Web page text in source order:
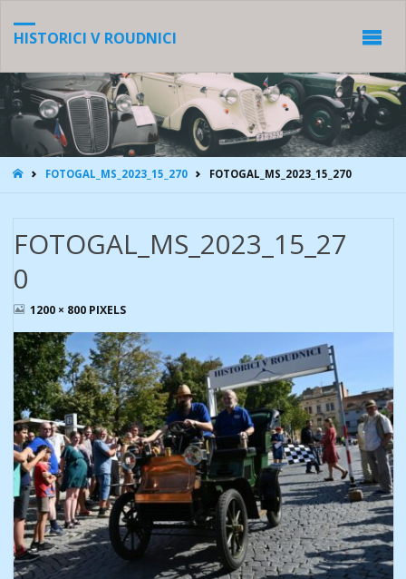
HISTORICI V ROUDNICI
HOMEFOTOGAL_MS_2023_15_270 FOTOGAL_MS_2023_15_270
FOTOGAL_MS_2023_15_27
0
FULL1200 × 800 PIXELS